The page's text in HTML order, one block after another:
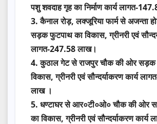
पशु शवदाह गृह का निर्माण कार्य लागत-
3. कैनाल रोड़, लक्जूरिया फार्म से अजन्ता
सड़क फुटपाथ का विकास, ग्रीनरी एवं
लागत-247.58 लाख।
4. कुठाल गेट से राजपुर चौक की ओर
विकास, ग्रीनरी एवं सौन्दर्याकरण कार्य
लाख ।
5. धण्टाघर से आर०टी०ओ० चौक की ओर
का विकास, ग्रीनरी एवं सौन्दर्याकरण कार्य